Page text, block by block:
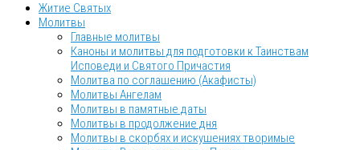
Житие Святых
Молитвы
Главные молитвы
Каноны и молитвы для подготовки к Таинствам
Исповеди и Святого Причастия
Молитва по соглашению (Акафисты)
Молитвы Ангелам
Молитвы в памятные даты
Молитвы в продолжение дня
Молитвы в скорбях и искушениях творимые